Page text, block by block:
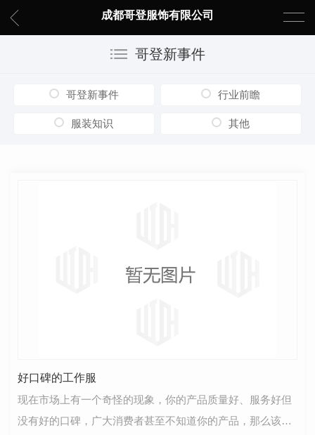
成都哥登服饰有限公司
哥登新事件
哥登新事件 行业前瞻
服装知识 其他
好口碑的工作服
现在市场上有一个奇怪的现象，你的产品质量好、服务好但
没有好的口碑，广大消费者甚至不知道你的产品，那么该产